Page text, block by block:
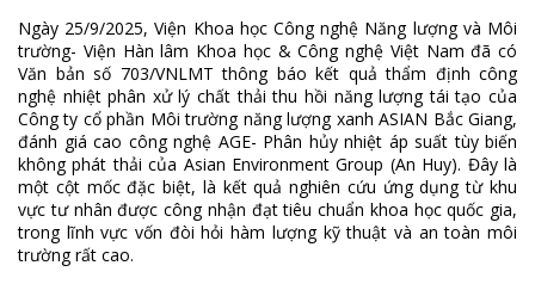
Ngày 25/9/2025, Viện Khoa học Công nghệ Năng lượng và Môi
trường- Viện Hàn lâm Khoa học & Công nghệ Việt Nam đã có
Văn bản số 703/VNLMT thông báo kết quả thẩm định công
nghệ nhiệt phân xử lý chất thải thu hồi năng lượng tái tạo của
Công ty cổ phần Môi trường năng lượng xanh ASIAN Bắc Giang,
đánh giá cao công nghệ AGE- Phân hủy nhiệt áp suất tùy biến
không phát thải của Asian Environment Group (An Huy). Đây là
một cột mốc đặc biệt, là kết quả nghiên cứu ứng dụng từ khu
vực tư nhân được công nhận đạt tiêu chuẩn khoa học quốc gia,
trong lĩnh vực vốn đòi hỏi hàm lượng kỹ thuật và an toàn môi
trường rất cao.